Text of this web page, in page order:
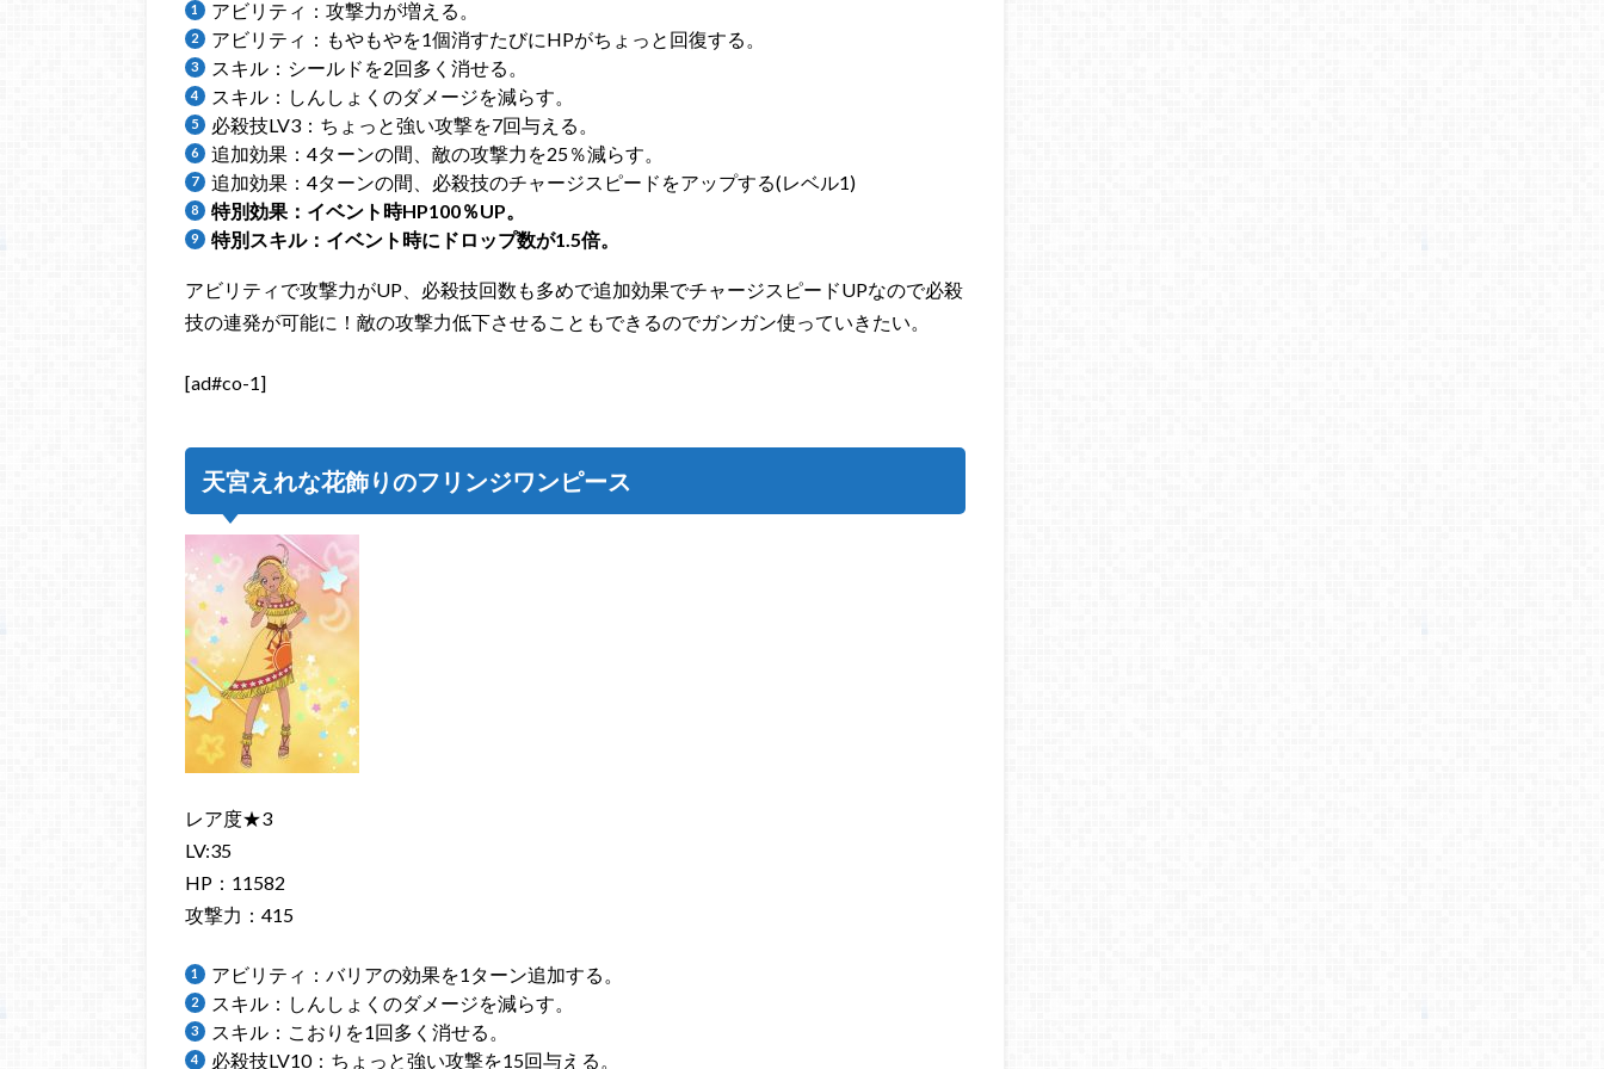
アビリティ：攻撃力が増える。
アビリティ：もやもやを1個消すたびにHPがちょっと回復する。
スキル：シールドを2回多く消せる。
スキル：しんしょくのダメージを減らす。
必殺技LV3：ちょっと強い攻撃を7回与える。
追加効果：4ターンの間、敵の攻撃力を25％減らす。
追加効果：4ターンの間、必殺技のチャージスピードをアップする(レベル1)
特別効果：イベント時HP100％UP。
特別スキル：イベント時にドロップ数が1.5倍。
アビリティで攻撃力がUP、必殺技回数も多めで追加効果でチャージスピードUPなので必殺
技の連発が可能に！敵の攻撃力低下させることもできるのでガンガン使っていきたい。
[ad#co-1]
天宮えれな花飾りのフリンジワンピース
レア度★3
LV:35
HP：11582
攻撃力：415
アビリティ：バリアの効果を1ターン追加する。
スキル：しんしょくのダメージを減らす。
スキル：こおりを1回多く消せる。
必殺技LV10：ちょっと強い攻撃を15回与える。